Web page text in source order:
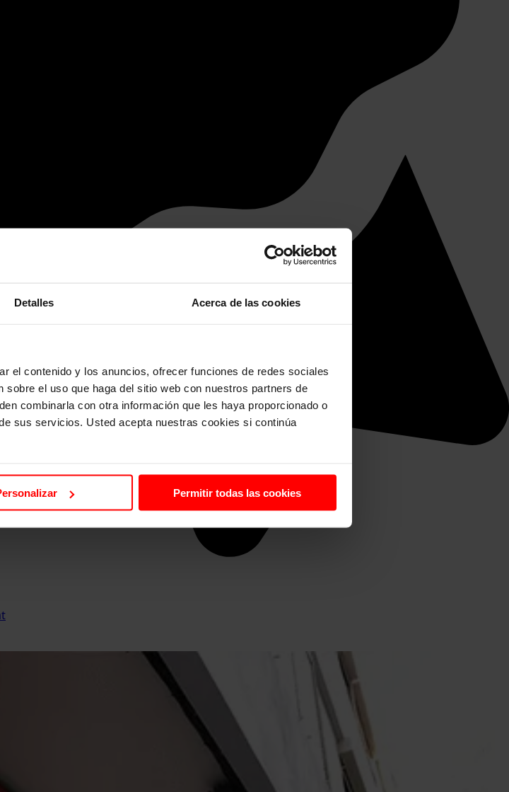
Detalles Acerca de las cookies
el contenido y los anuncios, ofrecer funciones de redes sociales
el uso que haga del sitio web con nuestros partners de
combinarla con otra información que les haya proporcionado o
sus servicios. Usted acepta nuestras cookies si continúa
Permitir todas las cookies